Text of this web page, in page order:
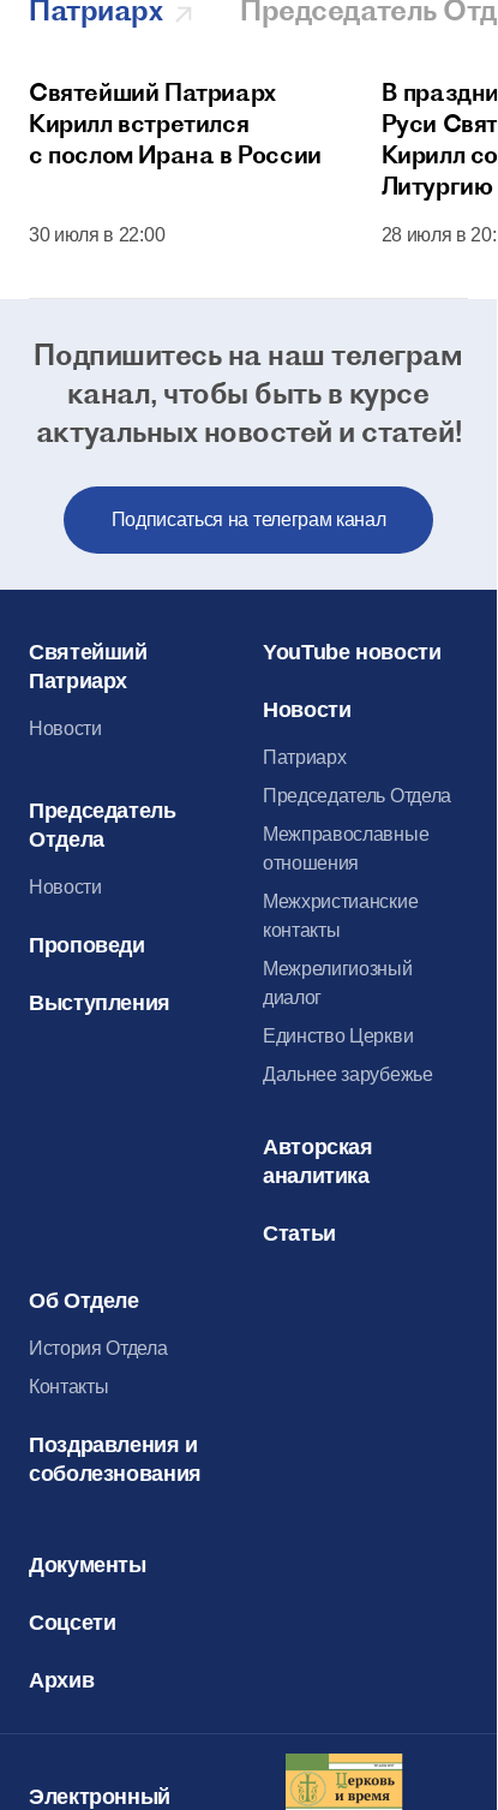
Патриарх Председатель
Святейший Патриарх
Кирилл встретился
с послом Ирана в России
30 июля в 22:00
В
Руси
Кирилл
Кремля
28 июля в
Подпишитесь на наш телеграм
канал, чтобы быть в курсе
актуальных новостей и статей!
Подписаться на телеграм канал
Святейший
Патриарх
Новости
Председатель
Отдела
Новости
Проповеди
Выступления
YouTube новости
Новости
Патриарх
Председатель Отдела
Межправославные
отношения
Межхристианские
контакты
Межрелигиозный
диалог
Единство Церкви
Дальнее зарубежье
Авторская
аналитика
Статьи
Об Отделе
История Отдела
Контакты
Поздравления и
соболезнования
Документы
Соцсети
Архив
Электронный